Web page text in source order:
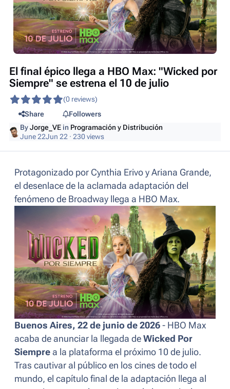
El final épico llega a HBO Max: "Wicked por
Siempre" se estrena el 10 de julio
(0 reviews)
Share
Followers
ByJorge_VE in Programación y Distribución
June 22Jun 22 · 230 views
Protagonizado por Cynthia Erivo y Ariana Grande,
el desenlace de la aclamada adaptación del
fenómeno de Broadway llega a HBO Max.
Buenos Aires, 22 de junio de 2026 - HBO Max
acaba de anunciar la llegada de Wicked Por
Siempre a la plataforma el próximo 10 de julio.
Tras cautivar al público en los cines de todo el
mundo, el capítulo final de la adaptación llega al